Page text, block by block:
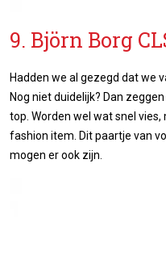
9. Björn Borg
Hadden we al gezegd dat we
Nog niet duidelijk? Dan
top. Worden wel wat snel
fashion item. Dit paartje van
mogen er ook zijn.